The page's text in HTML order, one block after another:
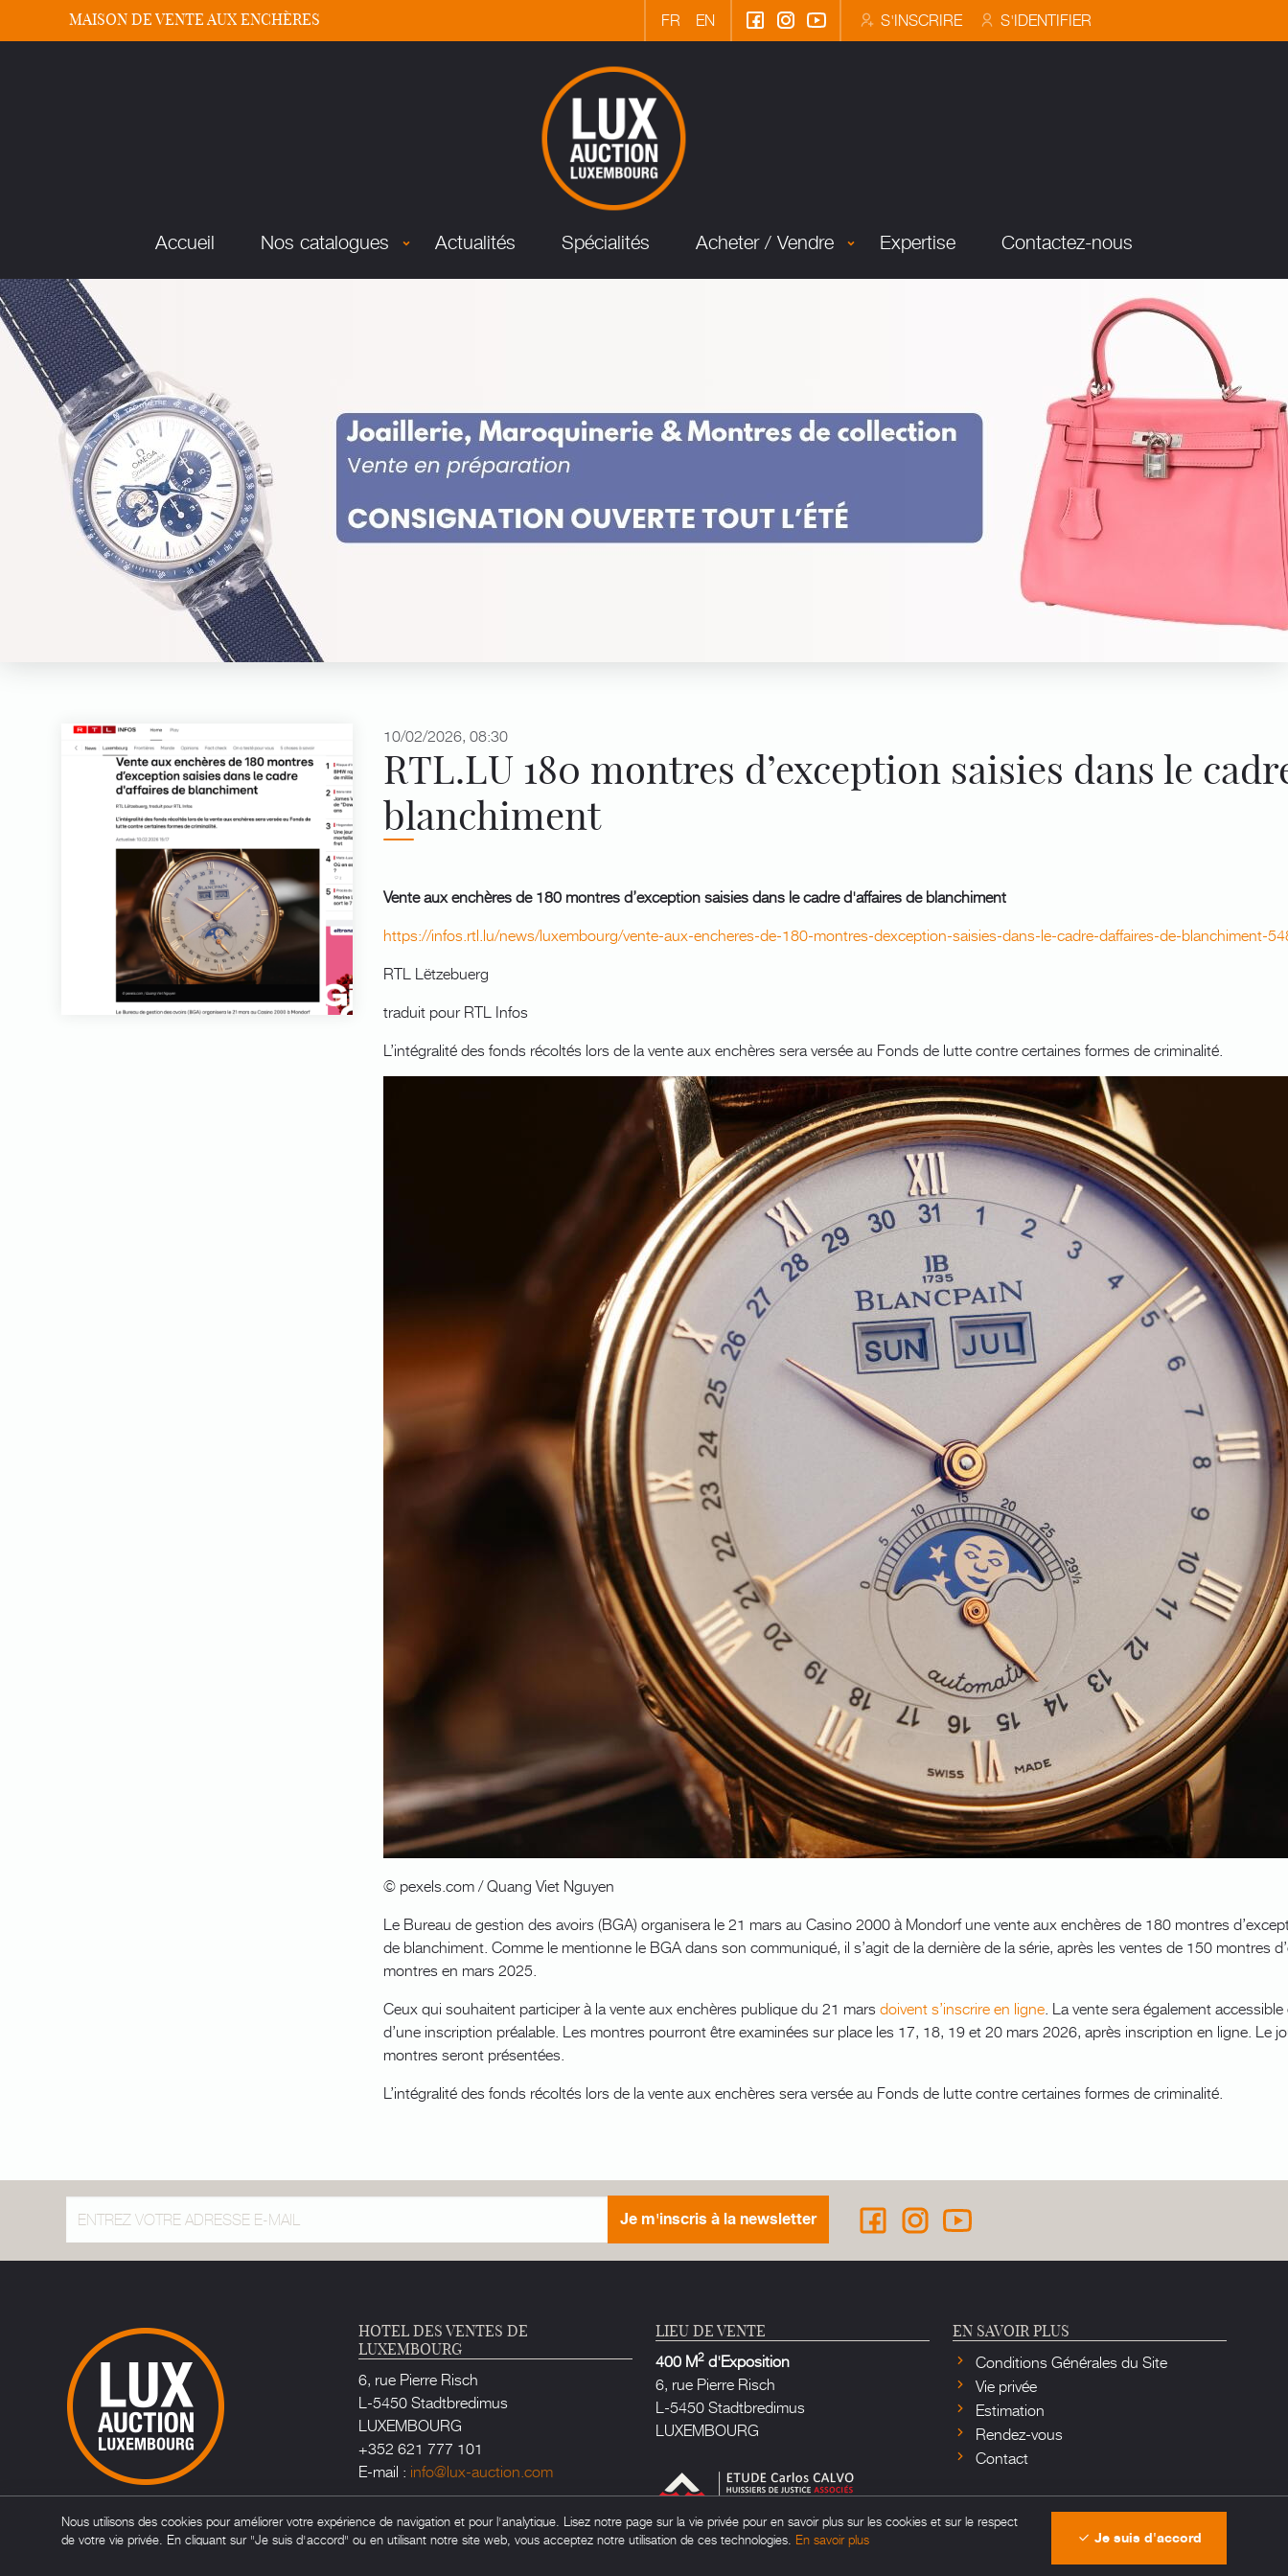
MAISON DE VENTE AUX ENCHÈRES FR EN S'INSCRIRE S'IDENTIFIER
Accueil Nos catalogues Actualités Spécialités Acheter / Vendre Expertise Contactez-nous
10/02/2026, 08:30
RTL.LU 180 montres d’exception saisies dans le
blanchiment
Vente aux enchères de 180 montres d’exception saisies dans le cadre d'affaires de blanchiment
https://infos.rtl.lu/news/luxembourg/vente-aux-encheres-de-180-montres-dexception-saisies-dans-le-cadre-daffaires-de-blanchiment-
RTL Lëtzebuerg
traduit pour RTL Infos
L’intégralité des fonds récoltés lors de la vente aux enchères sera versée au Fonds de lutte contre certaines formes de criminalité.
© pexels.com / Quang Viet Nguyen
Le Bureau de gestion des avoirs (BGA) organisera le 21 mars au Casino 2000 à Mondorf une vente aux enchères de 180 montres
de blanchiment. Comme le mentionne le BGA dans son communiqué, il s’agit de la dernière de la série, après les ventes de 150 montres
montres en mars 2025.
Ceux qui souhaitent participer à la vente aux enchères publique du 21 mars doivent s’inscrire en ligne. La vente sera également
d’une inscription préalable. Les montres pourront être examinées sur place les 17, 18, 19 et 20 mars 2026, après inscription en ligne. Le
montres seront présentées.
L’intégralité des fonds récoltés lors de la vente aux enchères sera versée au Fonds de lutte contre certaines formes de criminalité.
Je m'inscris à la newsletter
HOTEL DES VENTES DE
LUXEMBOURG
6, rue Pierre Risch
L-5450 Stadtbredimus
LUXEMBOURG
+352 621 777 101
E-mail : info@lux-auction.com
Maître Carlos CALVO
LIEU DE VENTE
400 M2 d'Exposition
6, rue Pierre Risch
L-5450 Stadtbredimus
LUXEMBOURG
EN SAVOIR PLUS
Conditions Générales du Site
Vie privée
Estimation
Rendez-vous
Contact
Nous utilisons des cookies pour améliorer votre expérience de navigation et pour l'analytique. Lisez notre page sur la vie privée pour en savoir plus sur les cookies et sur le respect
de votre vie privée. En cliquant sur "Je suis d'accord" ou en utilisant notre site web, vous acceptez notre utilisation de ces technologies. En savoir plus Je suis d'accord